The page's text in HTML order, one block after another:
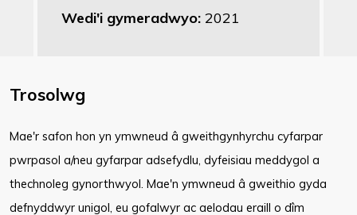
Wedi'i gymeradwyo: 2021
Trosolwg
Mae'r safon hon yn ymwneud â gweithgynhyrchu cyfarpar
pwrpasol a/neu gyfarpar adsefydlu, dyfeisiau meddygol a
thechnoleg gynorthwyol. Mae'n ymwneud â gweithio gyda
defnyddwyr unigol, eu gofalwyr ac aelodau eraill o dîm